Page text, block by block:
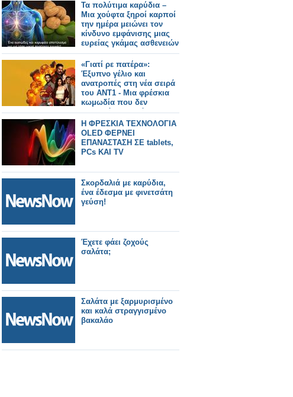
Τα πολύτιμα καρύδια –
Μια χούφτα ξηροί καρποί
την ημέρα μειώνει τον
κίνδυνο εμφάνισης μιας
ευρείας γκάμας ασθενειών
«Γιατί ρε πατέρα»:
Έξυπνο γέλιο και
ανατροπές στη νέα σειρά
του ΑΝΤ1 - Μια φρέσκια
κωμωδία που δεν
υποτιμά το κοινό της
Η ΦΡΕΣΚΙΑ ΤΕΧΝΟΛΟΓΙΑ
OLED ΦΕΡΝΕΙ
ΕΠΑΝΑΣΤΑΣΗ ΣΕ tablets,
PCs ΚΑΙ TV
Σκορδαλιά με καρύδια,
ένα έδεσμα με φινετσάτη
γεύση!
Έχετε φάει ζοχούς
σαλάτα;
Σαλάτα με ξαρμυρισμένο
και καλά στραγγισμένο
βακαλάο